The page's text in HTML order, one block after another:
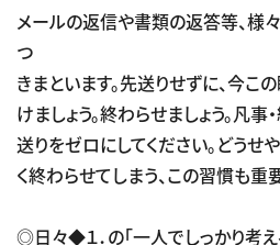
メールの返信や書類の返答等、様
つ
きまといます。先送りせずに、今こ
けましょう。終わらせましょう。凡
送りをゼロにしてください。どうせ
く終わらせてしまう、この習慣も重
◎日々◆１．の「一人でしっかり考